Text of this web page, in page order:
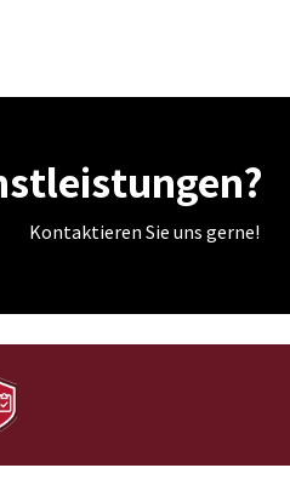
Kontaktieren Sie uns gerne!